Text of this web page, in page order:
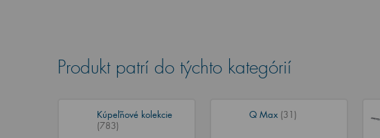
Produkt patrí do týchto kategórií
Kúpeľňové kolekcie
(783)
Q Max (31)